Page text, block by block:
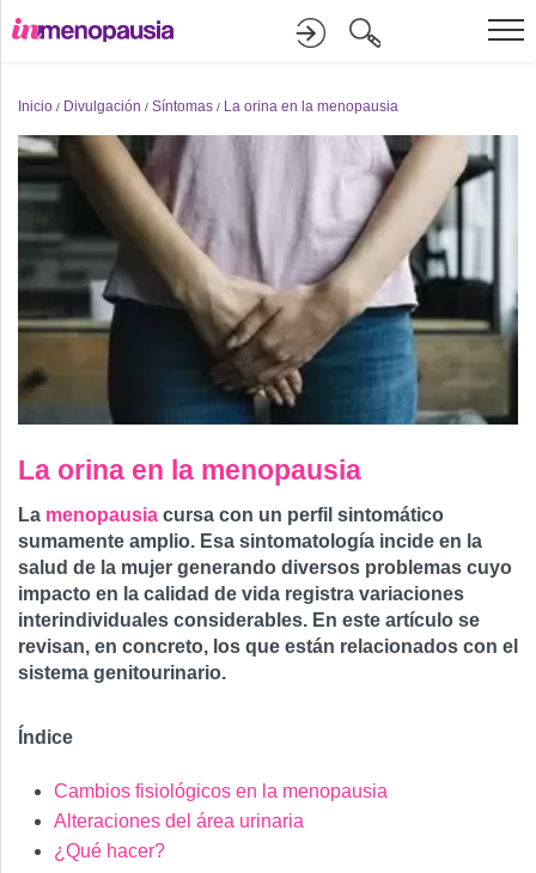
Formación
Online
Divulgación
Recursos
Investigación
Inicio / Divulgación / Síntomas / La orina en la menopausia
La orina en la menopausia
La menopausia cursa con un perfil sintomático
sumamente amplio. Esa sintomatología incide en la
salud de la mujer generando diversos problemas cuyo
impacto en la calidad de vida registra variaciones
interindividuales considerables. En este artículo se
revisan, en concreto, los que están relacionados con el
sistema genitourinario.
Índice
Cambios fisiológicos en la menopausia
Alteraciones del área urinaria
¿Qué hacer?